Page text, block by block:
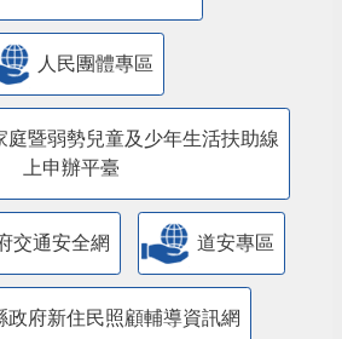
人民團體專區
庭暨弱勢兒童及少年生活扶助線
上申辦平臺
交通安全網 道安專區
政府新住民照顧輔導資訊網